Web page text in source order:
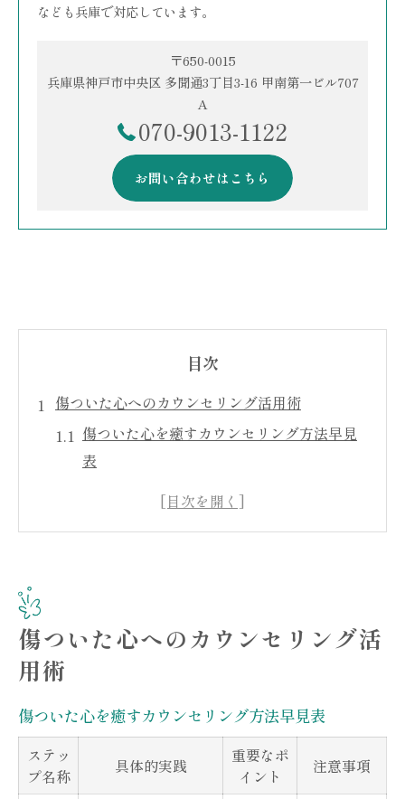
なども兵庫で対応しています。
〒650-0015
兵庫県神戸市中央区 多聞通3丁目3-16 甲南第一ビル707
A
070-9013-1122
お問い合わせはこちら
目次
傷ついた心へのカウンセリング活用術
傷ついた心を癒すカウンセリング方法早見
表
浮気で傷ついた時に役立つカウンセリング
カウンセリングの三大原則を活かした心の
夫婦円満の関係修復ステップ一覧表
浮気から夫婦関係を再構築する実践術
カウンセリングを通じた信頼回復のプロセ
傷ついた心へのカウンセリング活
用術
傷ついた心を癒すカウンセリング方法早見表
ステッ
プ名称
具体的実践
重要なポ
イント
注意事項